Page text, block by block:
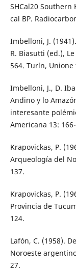
SHCal20
cal BP.
Imbelloni, J.
R. Biasutti (ed.),
564. Turín,
Imbelloni, J., D.
Andino y lo
interesante
Americana 13:
Krapovickas, P.
Arqueología del
137.
Krapovickas, P.
Provincia de
124.
Lafón, C. (1958).
Noroeste
27.